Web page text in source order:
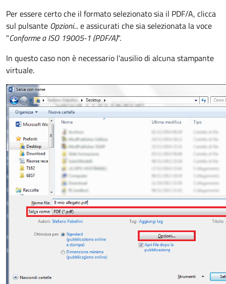
Per essere certo che il formato selezionato sia il PDF/A, clicca
sul pulsante Opzioni...e assicurati che sia selezionata la voce
"Conforme a ISO 19005-1 (PDF/A)".
In questo caso non è necessario l'ausilio di alcuna stampante
virtuale.